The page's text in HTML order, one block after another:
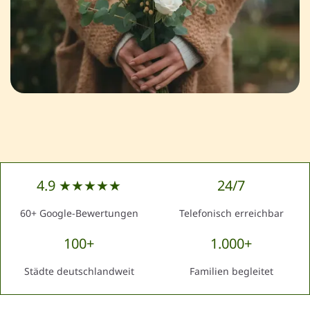
4.9 ★★★★★
60+ Google-Bewertungen
24/7
Telefonisch erreichbar
100+
Städte deutschlandweit
1.000+
Familien begleitet